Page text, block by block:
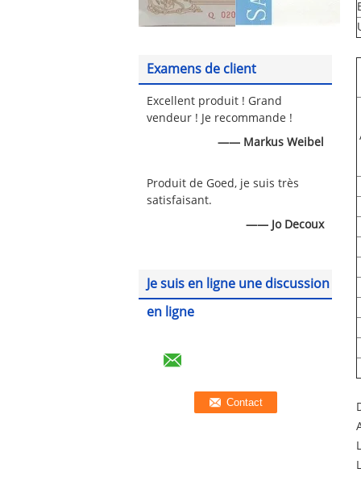
Examens de client
Excellent produit ! Grand
vendeur ! Je recommande !
—— Markus Weibel
Produit de Goed, je suis très
satisfaisant.
—— Jo Decoux
Je suis en ligne une discussion
en ligne